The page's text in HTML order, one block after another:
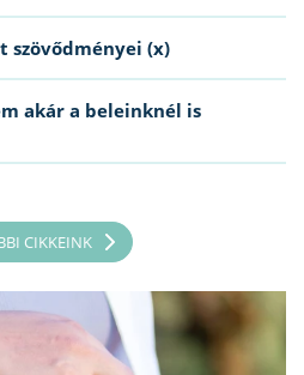
szövődményei (x)
akár a beleinknél is
CIKKEINK